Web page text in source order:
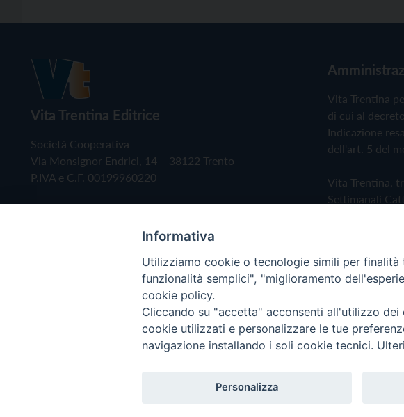
Vita Trentina Editrice
Società Cooperativa
Via Monsignor Endrici, 14 – 38122 Trento
P.IVA e C.F. 00199960220
Vita Trentina
di cui al
Indicazione
dell'art. 5 del
Vita Trentina,
Settimanali
Privacy Policy
Copyright © 2019 - Tutti i diritti riservati - Vita Trentina
Informativa
Utilizziamo cookie o tecnologie simili per
funzionalità semplici", "miglioramento
cookie policy.
Cliccando su "accetta" acconsenti all'utilizzo
cookie utilizzati e personalizzare le tue
navigazione installando i soli cookie tecnici.
Personalizza